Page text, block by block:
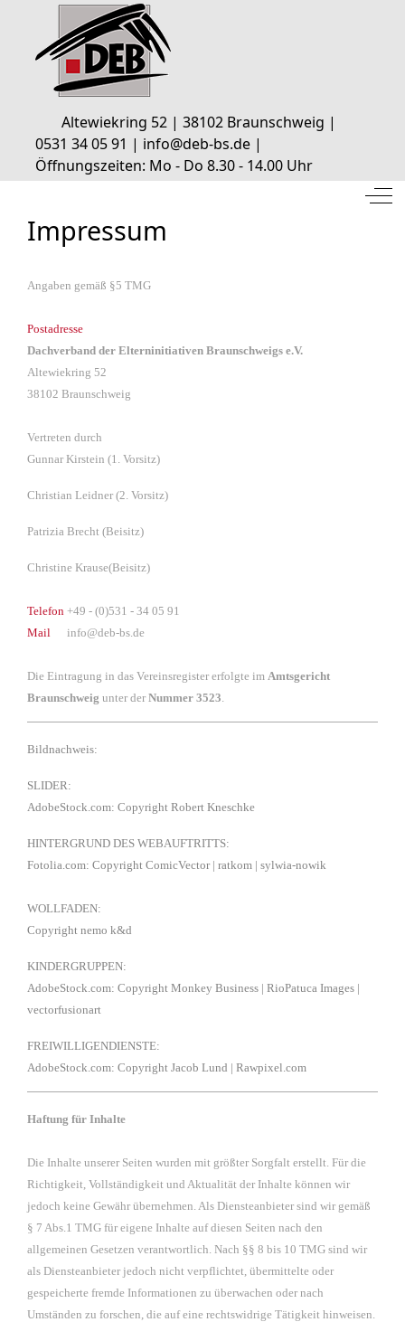
Altewiekring 52 | 38102 Braunschweig |
0531 34 05 91 | info@deb-bs.de |
Öffnungszeiten: Mo - Do 8.30 - 14.00 Uhr
Impressum
Angaben gemäß §5 TMG
Postadresse
Dachverband der Elterninitiativen Braunschweigs e.V.
Altewiekring 52
38102 Braunschweig
Vertreten durch
Gunnar Kirstein (1. Vorsitz)
Christian Leidner (2. Vorsitz)
Patrizia Brecht (Beisitz)
Christine Krause(Beisitz)
Telefon +49 - (0)531 - 34 05 91
Mail info@deb-bs.de
Die Eintragung in das Vereinsregister erfolgte im Amtsgericht
Braunschweig unter der Nummer 3523
Bildnachweis:
SLIDER:
AdobeStock.com: Copyright Robert Kneschke
HINTERGRUND DES WEBAUFTRITTS:
Fotolia.com: Copyright ComicVector| ratkom | sylwia-nowik
WOLLFADEN:
Copyright nemo k&d
KINDERGRUPPEN:
AdobeStock.com: Copyright Monkey Business | RioPatuca Images |
vectorfusionart
FREIWILLIGENDIENSTE:
AdobeStock.com: Copyright Jacob Lund | Rawpixel.com
Haftung für Inhalte
Die Inhalte unserer Seiten wurden mit größter Sorgfalt erstellt. Für die
Richtigkeit, Vollständigkeit und Aktualität der Inhalte können wir
jedoch keine Gewähr übernehmen. Als Diensteanbieter sind wir gemäß
§ 7 Abs.1 TMG für eigene Inhalte auf diesen Seiten nach den
allgemeinen Gesetzen verantwortlich. Nach §§ 8 bis 10 TMG sind wir
als Diensteanbieter jedoch nicht verpflichtet, übermittelte oder
gespeicherte fremde Informationen zu überwachen oder nach
Umständen zu forschen, die auf eine rechtswidrige Tätigkeit hinweisen.